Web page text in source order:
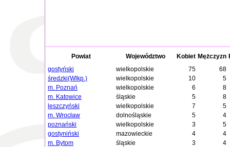
Powiat Województwo Kobiet Mężczyzn
gostyński
wielkopolskie 75
68
średzki(Wlkp.)
wielkopolskie 10
5
m. Poznań
wielkopolskie 6
8
m. Katowice
śląskie 5
8
leszczyński
wielkopolskie 7
5
m. Wrocław
dolnośląskie 5
4
poznański
wielkopolskie 3
5
gostyniński
mazowieckie 4
4
m. Bytom
śląskie 3
4